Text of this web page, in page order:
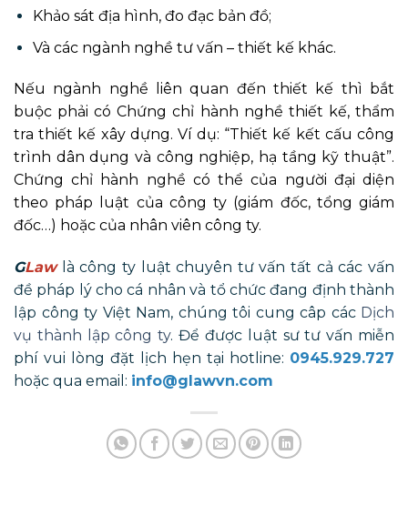
Khảo sát địa hình, đo đạc bản đồ;
Và các ngành nghề tư vấn – thiết kế khác.
Nếu ngành nghề liên quan đến thiết kế thì bắt
buộc phải có Chứng chỉ hành nghề thiết kế, thẩm
tra thiết kế xây dựng. Ví dụ: “Thiết kế kết cấu công
trình dân dụng và công nghiệp, hạ tầng kỹ thuật”.
Chứng chỉ hành nghề có thể của người đại diện
theo pháp luật của công ty (giám đốc, tổng giám
đốc…) hoặc của nhân viên công ty.
GLawlà công ty luật chuyên tư vấn tất cả các vấn
đề pháp lý cho cá nhân và tổ chức đang định thành
lập công ty Việt Nam, chúng tôi cung câp các Dịch
vụ thành lập công ty. Để được luật sư tư vấn miễn
phí vui lòng đặt lịch hẹn tại hotline: 0945.929.727
hoặc qua email: info@glawvn.com